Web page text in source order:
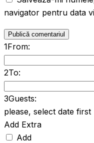
navigator pentru data
1From:
2To:
3Guests:
please, select date first
Add Extra
Add